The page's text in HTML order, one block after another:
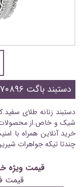
دستبند باگت A۰۰۷۰۸۹۶
دستبند زنانه طلای
شیک و خاص.از محصولات
خرید آنلاین همراه با
چندتا تیکه جواهرات
قیمت ویژه خرید
قیمت